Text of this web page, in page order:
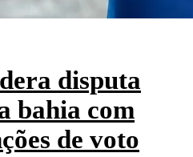
disputa
bahia com
de voto